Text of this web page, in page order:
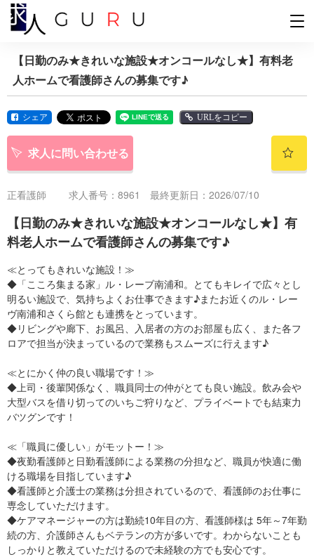
【日勤のみ★きれいな施設★オンコールなし★】有料老
人ホームで看護師さんの募集です♪
シェア URLをコピー
求人に問い合わせる
正看護師 求人番号：8961 最終更新日：2026/07/10
【日勤のみ★きれいな施設★オンコールなし★】有
料老人ホームで看護師さんの募集です♪
≪とってもきれいな施設！≫
◆「こころ集まる家」ル・レーブ南浦和。とてもキレイで広々とし
明るい施設で、気持ちよくお仕事できます♪またお近くのル・レー
ヴ南浦和さくら館とも連携をとっています。
◆リビングや廊下、お風呂、入居者の方のお部屋も広く、また各フ
ロアで担当が決まっているので業務もスムーズに行えます♪
≪とにかく仲の良い職場です！≫
◆上司・後輩関係なく、職員同士の仲がとても良い施設。飲み会や
大型バスを借り切ってのいちご狩りなど、プライベートでも結束力
バツグンです！
≪「職員に優しい」がモットー！≫
◆夜勤看護師と日勤看護師による業務の分担など、職員が快適に働
ける職場を目指しています♪
◆看護師と介護士の業務は分担されているので、看護師のお仕事に
専念していただけます。
◆ケアマネージャーの方は勤続10年目の方、看護師様は 5年～7年勤
続の方、介護師さんもベテランの方が多いです。わからないことも
しっかりと教えていただけるので未経験の方でも安心です。